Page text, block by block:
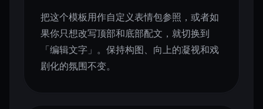
把这个模板用作自定义表情包参照，或者如
果你只想改写顶部和底部配文，就切换到
「编辑文字」。保持构图、向上的凝视和戏
剧化的氛围不变。